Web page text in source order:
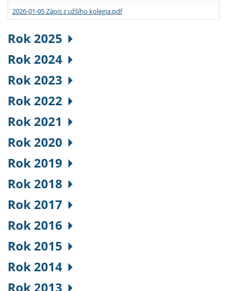
2026-01-05 Zápis z užšího kolegia.pdf
Rok 2025
Rok 2024
Rok 2023
Rok 2022
Rok 2021
Rok 2020
Rok 2019
Rok 2018
Rok 2017
Rok 2016
Rok 2015
Rok 2014
Rok 2013